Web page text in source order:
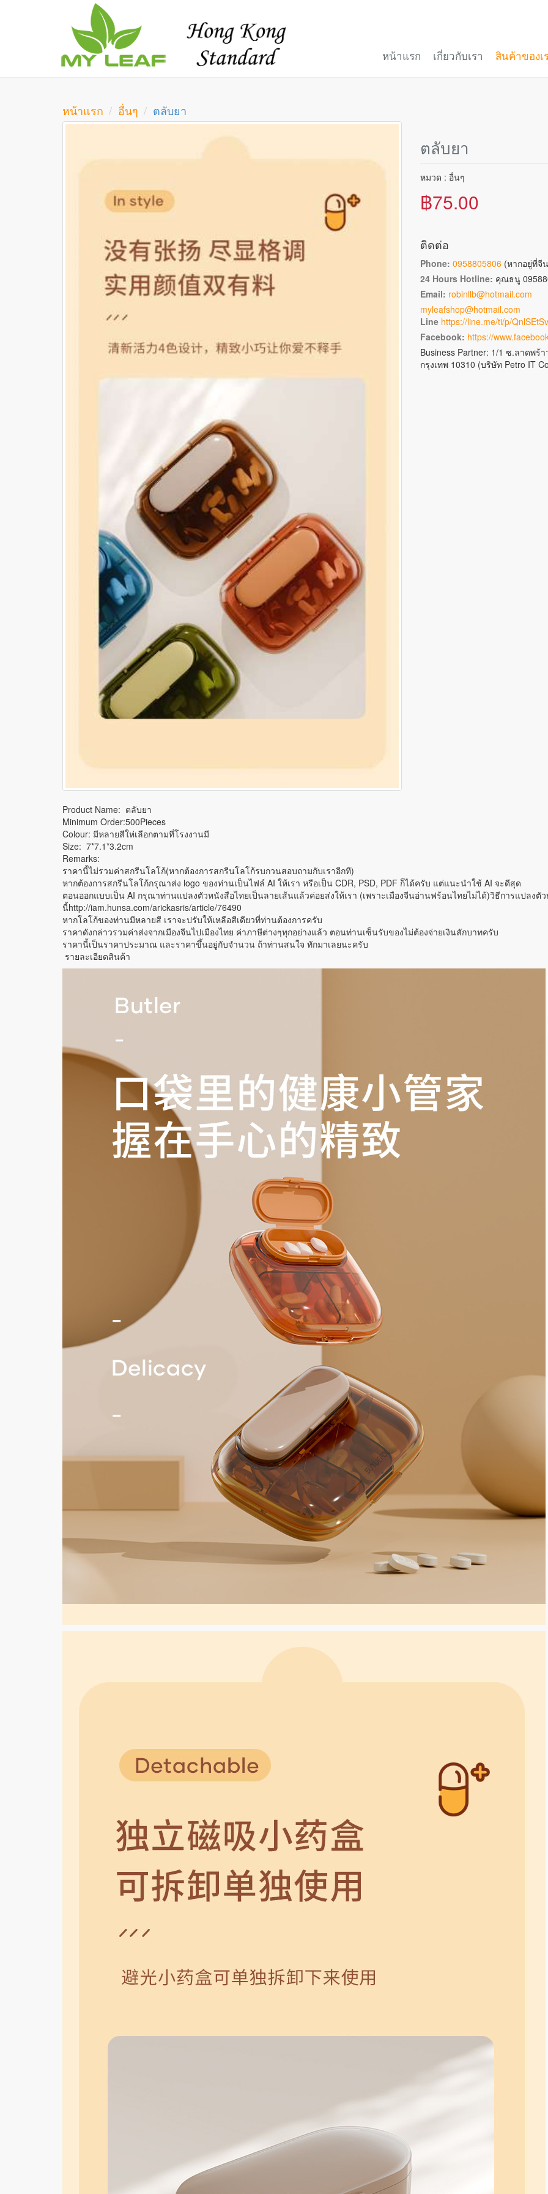
หน้าแรก เกี่ยวกับเรา สินค้าของเ
หน้าแรก อื่นๆ ตลับยา
ตลับยา
หมวด : อื่นๆ
฿75.00
ติดต่อ
Phone: 0958805806 (หากอยู่ที่จี
24 Hours Hotline: คุณธนู
Email: robinllb@hotmail.com
myleafshop@hotmail.com
Line https://line.me/ti/p/
Facebook: https://
Business Partner: 1/1 ซ.ลาดพร้
กรุงเทพ 10310 (บริษัท Petro IT
Product Name: ตลับยา
Minimum Order:500Pieces
Colour: มีหลายสีให่เลือกตามที่โรงงานมี
Size: 7*7.1*3.2cm
Remarks:
ราคานี้ไม่รวมค่าสกรีนโลโก้(หากต้องการสกรีนโลโก้รบกวนสอบถามกับเราอีกที)
หากต้องการสกรีนโลโก้กรุณาส่ง logo ของท่านเป็นไฟล์ AI ให้เรา หรือเป็น CDR, PSD, PDF ก็ได้ครับ แต่แนะนำใช้ AI จะดีสุด
ตอนออกแบบเป็น AI กรุณาท่านแปลงตัวหนังสือไทยเป็นลายเส้นแล้วค่อยส่งให้เรา (เพราะเมืองจีนอ่านฟร้อนไทยไม่ได้)วิธีการแปลงตั
นี้http://iam.hunsa.com/arickasris/article/76490
หากโลโก้ของท่านมีหลายสี เราจะปรับให้เหลือสีเดียวที่ท่านต้องการครับ
ราคาดังกล่าวรวมค่าส่งจากเมืองจีนไปเมืองไทย ค่าภาษีต่างๆทุกอย่างแล้ว ตอนท่านเซ็นรับของไม่ต้องจ่ายเงินสักบาทครับ
ราคานี้เป็นราคาประมาณ และราคาขึ้นอยู่กับจำนวน ถ้าท่านสนใจ ทักมาเลยนะครับ
รายละเอียดสินค้า